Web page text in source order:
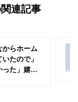
連記事
からホーム
たので」
た」嬉し